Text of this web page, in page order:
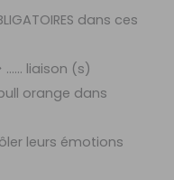
dans ces
…… liaison (s)
orange dans
leurs émotions